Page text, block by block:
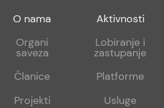
Footer
sub
O nama
Organi
saveza
Članice
Projekti
Footer
sub
Aktivnosti
Lobiranje i
zastupanje
Platforme
Usluge